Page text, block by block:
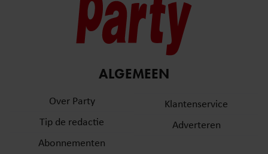
ALGEMEEN
Over Party
Tip de redactie
Abonnementen
Klantenservice
Adverteren